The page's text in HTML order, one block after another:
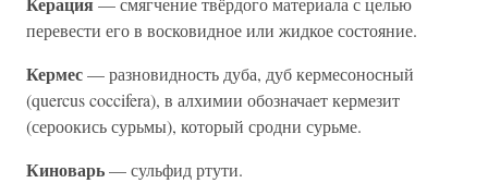
перевести его в восковидное или жидкое состояние.
Кермес— разновидность дуба, дуб кермесоносный
(quercus coccifera), в алхимии обозначает кермезит
(сероокись сурьмы), который сродни сурьме.
Киноварь— сульфид ртути.